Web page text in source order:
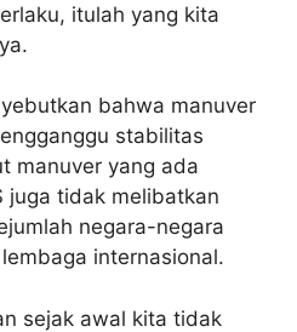
itulah yang kita
bahwa manuver
stabilitas
manuver yang ada
juga tidak melibatkan
negara-negara
internasional.
sejak awal kita tidak